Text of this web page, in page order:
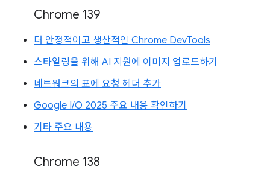
Chrome 139
더 안정적이고 생산적인 Chrome DevTools
스타일링을 위해 AI 지원에 이미지 업로드하기
네트워크의 표에 요청 헤더 추가
Google I/O 2025 주요 내용 확인하기
기타 주요 내용
Chrome 138